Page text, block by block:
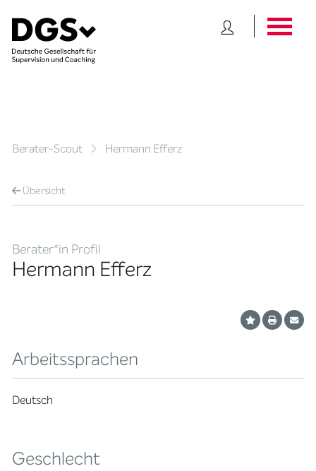
Berater-Scout Hermann Efferz
Übersicht
Berater*in Profil
Hermann Efferz
Arbeitssprachen
Deutsch
Geschlecht